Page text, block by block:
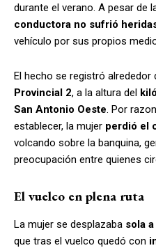
durante el verano. A pesar de
conductora no sufrió
vehículo por sus propios
El hecho se registró alrededor
Provincial 2, a la altura del
San Antonio Oeste. Por
establecer, la mujer perdió el
volcando sobre la banquina,
preocupación entre quienes
El vuelco en plena ruta
La mujer se desplazaba sola
que tras el vuelco quedó con